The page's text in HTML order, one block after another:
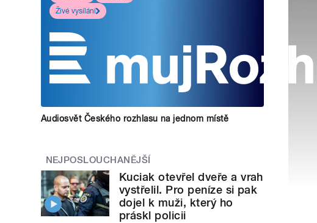
Živé vysílání
Audiosvět Českého rozhlasu na jednom místě
NEJPOSLOUCHANĚJŠÍ
Kuciak otevřel dveře a vrah
vystřelil. Pro peníze si pak
dojel k muži, který ho
práskl policii